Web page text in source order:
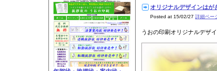
オリジナルデザインは
Posted at 15/02/27 詳細ペー
うおの印刷オリジナルデザ